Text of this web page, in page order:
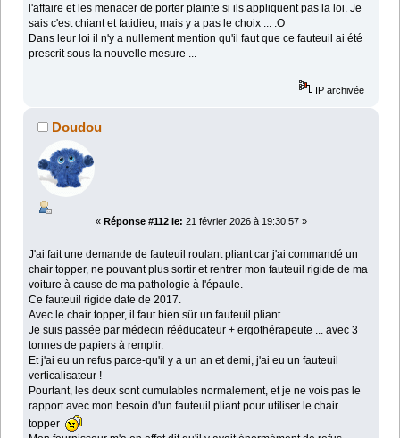
l'affaire et les menacer de porter plainte si ils appliquent pas la loi. Je
sais c'est chiant et fatidieu, mais y a pas le choix ... :O
Dans leur loi il n'y a nullement mention qu'il faut que ce fauteuil ai été
prescrit sous la nouvelle mesure ...
IP archivée
Doudou
« Réponse #112 le: 21 février 2026 à 19:30:57 »
J'ai fait une demande de fauteuil roulant pliant car j'ai commandé un
chair topper, ne pouvant plus sortir et rentrer mon fauteuil rigide de ma
voiture à cause de ma pathologie à l'épaule.
Ce fauteuil rigide date de 2017.
Avec le chair topper, il faut bien sûr un fauteuil pliant.
Je suis passée par médecin rééducateur + ergothérapeute ... avec 3
tonnes de papiers à remplir.
Et j'ai eu un refus parce-qu'il y a un an et demi, j'ai eu un fauteuil
verticalisateur !
Pourtant, les deux sont cumulables normalement, et je ne vois pas le
rapport avec mon besoin d'un fauteuil pliant pour utiliser le chair
topper